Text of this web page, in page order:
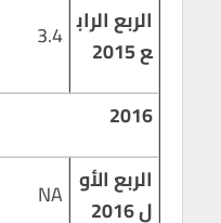
الربع الراب
ع 2015
3.4
2016
الربع الأو
ل 2016
NA